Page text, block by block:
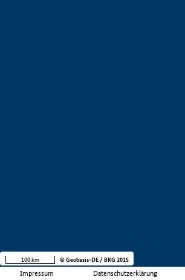
Impressum Datenschutzerklärung
100 km © Geobasis-DE / BKG 2015